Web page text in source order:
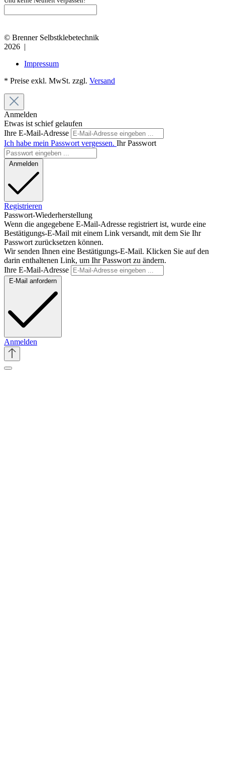
© Brenner Selbstklebetechnik
2026 |
Impressum
* Preise exkl. MwSt. zzgl. Versand
Anmelden
Etwas ist schief gelaufen
Ihre E-Mail-Adresse
Ich habe mein Passwort vergessen. Ihr Passwort
Anmelden
Registrieren
Passwort-Wiederherstellung
Wenn die angegebene E-Mail-Adresse registriert ist, wurde eine
Bestätigungs-E-Mail mit einem Link versandt, mit dem Sie Ihr
Passwort zurücksetzen können.
Wir senden Ihnen eine Bestätigungs-E-Mail. Klicken Sie auf den
darin enthaltenen Link, um Ihr Passwort zu ändern.
Ihre E-Mail-Adresse
E-Mail anfordern
Anmelden